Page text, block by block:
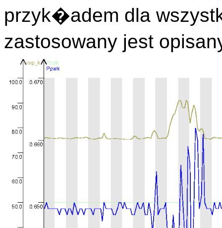
przyk�adem dla
zastosowany jest